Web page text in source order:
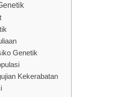
Genetik
Kekerabatan